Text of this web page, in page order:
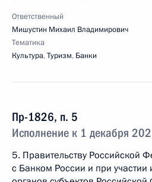
Ответственный
Мишустин Михаил Владимирович
Тематика
Культура,Туризм, Банки
Пр-1826, п. 5
Исполнение к 1 декабря
5. Правительству Российской
с Банком России и при участии